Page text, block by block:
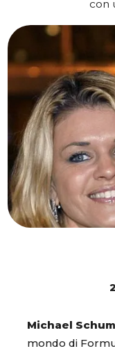
con
Michael
mondo di